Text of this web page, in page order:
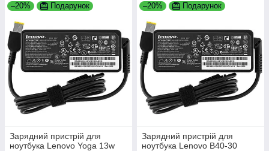
–20% Подарунок
Зарядний пристрій для
ноутбука Lenovo Yoga 13w
–20% Подарунок
Зарядний пристрій для
ноутбука Lenovo B40-30